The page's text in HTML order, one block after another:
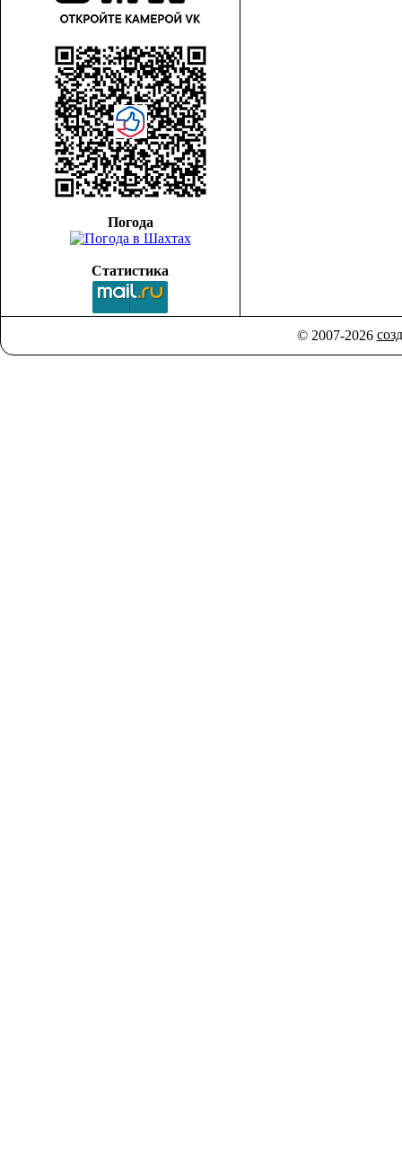
Погода
Статистика
© 2007-2026